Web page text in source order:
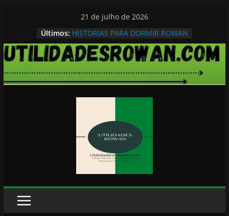
conteúdo
21 de julho de 2026
Últimos: HISTORIAS PARA DORMIR ROWAN